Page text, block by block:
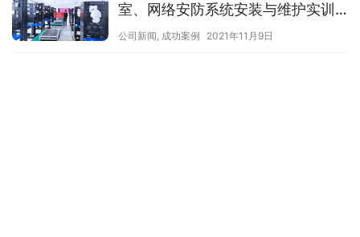
室、网络安防系统安装与维护实训
室顺利竣工
公司新闻, 成功案例 2021年11月9日